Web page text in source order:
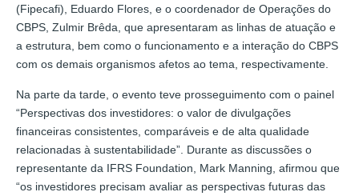
(Fipecafi), Eduardo Flores, e o coordenador de Operações do
CBPS, Zulmir Brêda, que apresentaram as linhas de atuação e
a estrutura, bem como o funcionamento e a interação do CBPS
com os demais organismos afetos ao tema, respectivamente.
Na parte da tarde, o evento teve prosseguimento com o painel
“Perspectivas dos investidores: o valor de divulgações
financeiras consistentes, comparáveis e de alta qualidade
relacionadas à sustentabilidade”. Durante as discussões o
representante da IFRS Foundation, Mark Manning, afirmou que
“os investidores precisam avaliar as perspectivas futuras das